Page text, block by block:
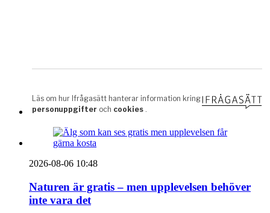
2026-08-06 10:48
Naturen är gratis – men upplevelsen behöver
inte vara det